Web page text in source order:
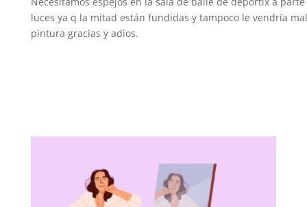
luces ya q la mitad están fundidas y tampoco le vendría
pintura gracias y adios.